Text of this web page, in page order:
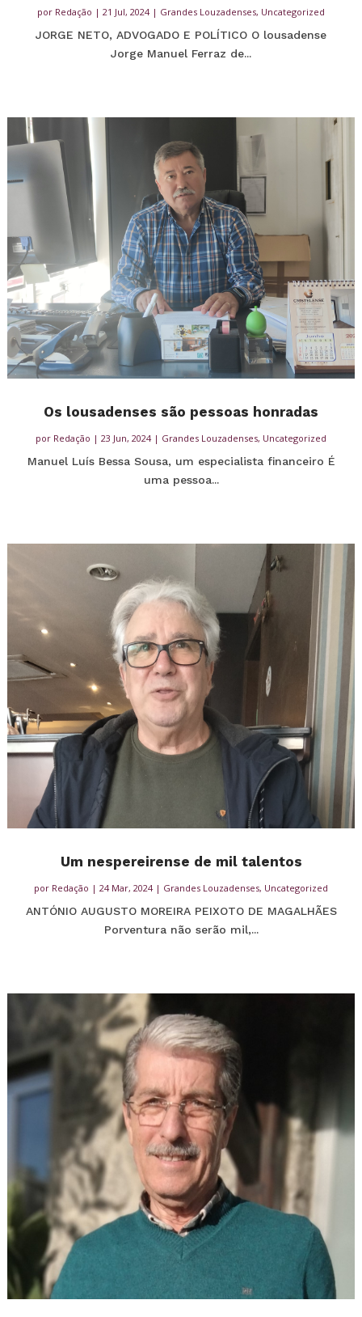
por Redação | 21 Jul, 2024| Grandes Louzadenses, Uncategorized
JORGE NETO, ADVOGADO E POLÍTICO O lousadense
Jorge Manuel Ferraz de...
Os lousadenses são pessoas honradas
por Redação | 23 Jun, 2024| Grandes Louzadenses, Uncategorized
Manuel Luís Bessa Sousa, um especialista financeiro É
uma pessoa...
Um nespereirense de mil talentos
por Redação | 24 Mar, 2024| Grandes Louzadenses, Uncategorized
ANTÓNIO AUGUSTO MOREIRA PEIXOTO DE MAGALHÃES
Porventura não serão mil,...